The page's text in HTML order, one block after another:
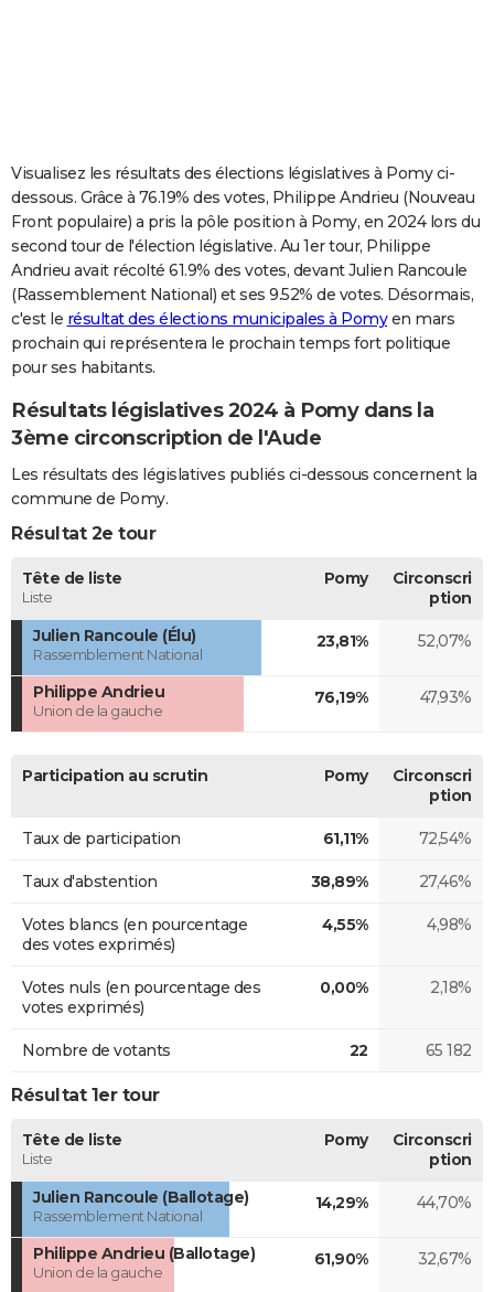
Carte de Noël
Carte Bonne année
Carte Saint-Valentin
Carte Pâques
Carte d'anniversaire
DICTIONNAIRE
Dictionnaire
Biographies
Citations
Expressions
Proverbes
PROGRAMME TV
COPAINS D'AVANT
S'inscrire
Se connecter
Lycées
Collèges
Primaires
Universités
Entreprises
Service militaire
Avis de recherche
AVIS DE DÉCÈS
Visualisez les résultats des élections législatives à Pomy ci-
dessous. Grâce à 76.19% des votes, Philippe Andrieu (Nouveau
Front populaire) a pris la pôle position à Pomy, en 2024 lors du
second tour de l'élection législative. Au 1er tour, Philippe
Andrieu avait récolté 61.9% des votes, devant Julien Rancoule
(Rassemblement National) et ses 9.52% de votes. Désormais,
c'est le résultat des élections municipales à Pomyen mars
prochain qui représentera le prochain temps fort politique
pour ses habitants.
Résultats législatives 2024 à Pomy dans la
3ème circonscription de l'Aude
Les résultats des législatives publiés ci-dessous concernent la
commune de Pomy.
Résultat 2e tour
Tête de liste
Liste
Pomy
Circonscri
ption
Julien Rancoule (Élu)
Rassemblement National
23,81% 52,07%
Philippe Andrieu
Union de la gauche
76,19% 47,93%
Participation au scrutin Pomy
Circonscri
ption
Taux de participation 61,11% 72,54%
Taux d'abstention 38,89% 27,46%
Votes blancs (en pourcentage
des votes exprimés)
4,55% 4,98%
Votes nuls (en pourcentage des
votes exprimés)
0,00% 2,18%
Nombre de votants 22 65 182
Résultat 1er tour
Tête de liste
Liste
Pomy
Circonscri
ption
Julien Rancoule (Ballotage)
Rassemblement National
14,29% 44,70%
Philippe Andrieu (Ballotage)
Union de la gauche
61,90% 32,67%